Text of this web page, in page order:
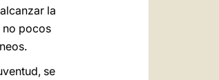
la
no pocos
se